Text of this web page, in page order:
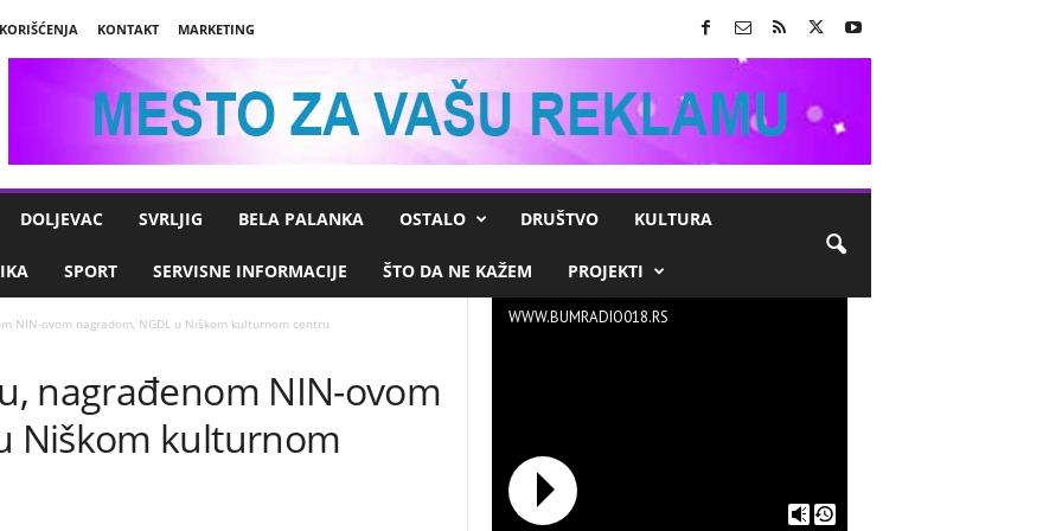
KONTAKT
MARKETING
DOLJEVAC SVRLJIG BELA PALANKA OSTALO DRUŠTVO KULTURA
SPORT SERVISNE INFORMACIJE ŠTO DA NE KAŽEM PROJEKTI
NIN-ovom nagradom, NGDL u Niškom kulturnom centru
nagrađenom NIN-ovom
Niškom kulturnom
WWW.BUMRADIO018.RS